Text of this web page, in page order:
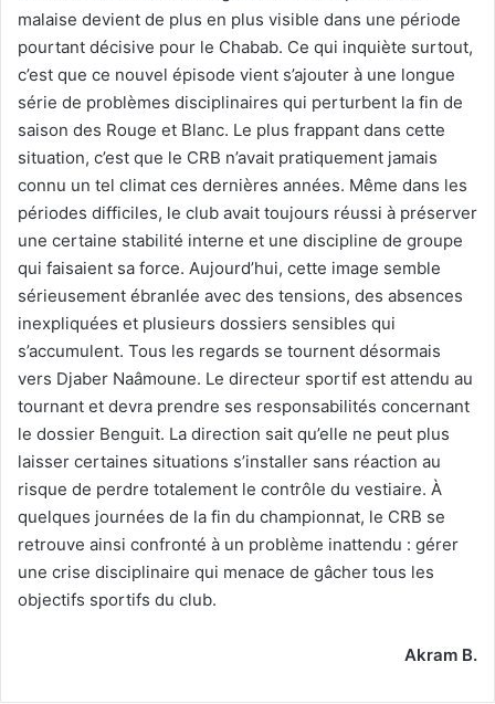
malaise devient de plus en plus visible dans une période
pourtant décisive pour le Chabab. Ce qui inquiète surtout,
c’est que ce nouvel épisode vient s’ajouter à une longue
série de problèmes disciplinaires qui perturbent la fin de
saison des Rouge et Blanc. Le plus frappant dans cette
situation, c’est que le CRB n’avait pratiquement jamais
connu un tel climat ces dernières années. Même dans les
périodes difficiles, le club avait toujours réussi à préserver
une certaine stabilité interne et une discipline de groupe
qui faisaient sa force. Aujourd’hui, cette image semble
sérieusement ébranlée avec des tensions, des absences
inexpliquées et plusieurs dossiers sensibles qui
s’accumulent. Tous les regards se tournent désormais
vers Djaber Naâmoune. Le directeur sportif est attendu au
tournant et devra prendre ses responsabilités concernant
le dossier Benguit. La direction sait qu’elle ne peut plus
laisser certaines situations s’installer sans réaction au
risque de perdre totalement le contrôle du vestiaire. À
quelques journées de la fin du championnat, le CRB se
retrouve ainsi confronté à un problème inattendu : gérer
une crise disciplinaire qui menace de gâcher tous les
objectifs sportifs du club.
Akram B.